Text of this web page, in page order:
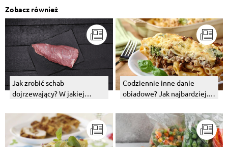
Zobacz również
Jak zrobić schab
dojrzewający? W jakiej
Codziennie inne danie
obiadowe? Jak najbardziej.
dania.